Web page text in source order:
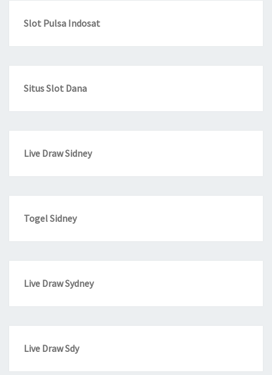
Slot Pulsa Indosat
Situs Slot Dana
Live Draw Sidney
Togel Sidney
Live Draw Sydney
Live Draw Sdy